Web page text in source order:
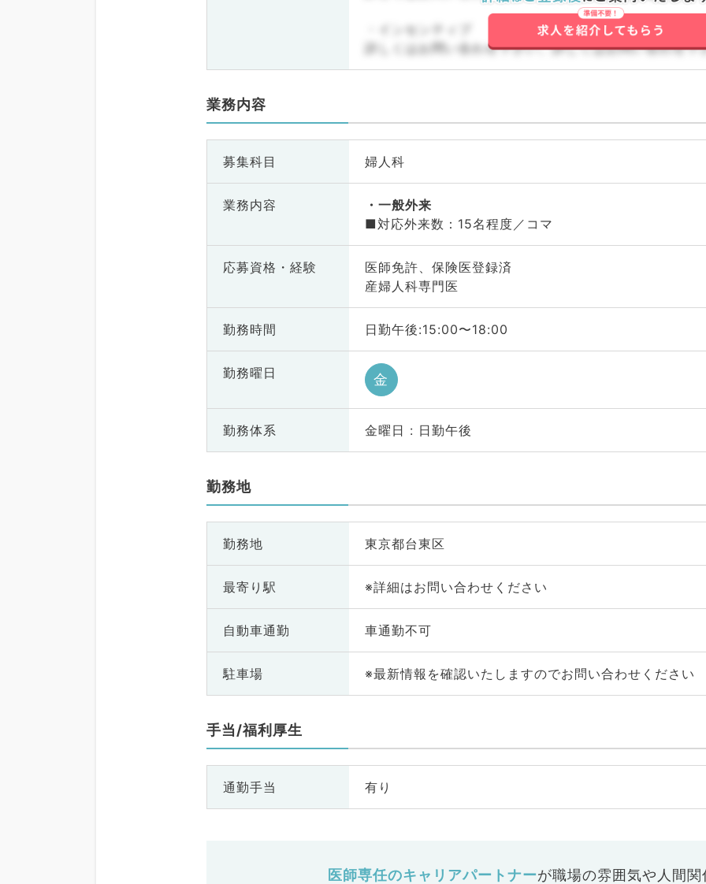
・インセンティブ
詳しくはお問い合わせ下さい。詳しくはお問い合わせ下
業務内容
募集科目 婦人科
業務内容
一般外来
■対応外来数：15名程度／コマ
応募資格・ 経験
医師免許、保険医登録済
産婦人科専門医
勤務時間 日勤午後:15:00〜18:00
勤務曜日 金
勤務体系 金曜日 : 日勤午後
勤務地
勤務地 東京都台東区
最寄り駅 ※詳細はお問い合わせください
自動車通勤 車通勤不可
駐車場 ※最新情報を確認いたしますのでお問い合わせください
手当/福利厚生
通勤手当 有り
医師専任のキャリアパートナーが職場の雰囲気や人間関